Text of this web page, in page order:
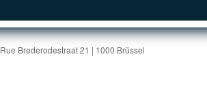
Rue Brederodestraat 21 | 1000 Brüssel